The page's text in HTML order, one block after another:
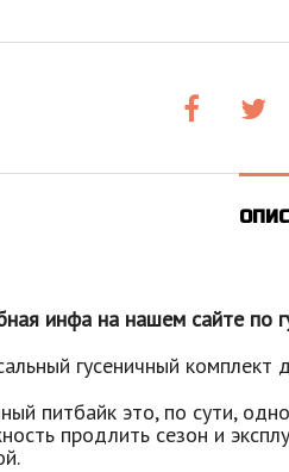
инфа на нашем сайте по
гусеничный
питбайк это, по сути,
продлить сезон и